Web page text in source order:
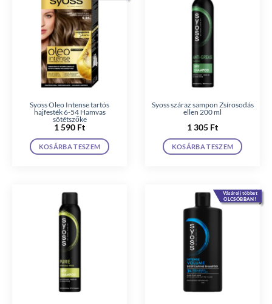
Syoss Oleo Intense tartós
hajfesték 6-54 Hamvas
sötétszőke
1 590 Ft
KOSÁRBA TESZEM
Syoss száraz sampon Zsírosodás
ellen 200 ml
1 305 Ft
KOSÁRBA TESZEM
Vásárolj többet
OLCSÓBBAN!